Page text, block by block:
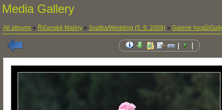
Media Gallery
All albums » Říčanské Maliny » Svatba/Wedding (5. 9. 2009) » Galerie hostů/